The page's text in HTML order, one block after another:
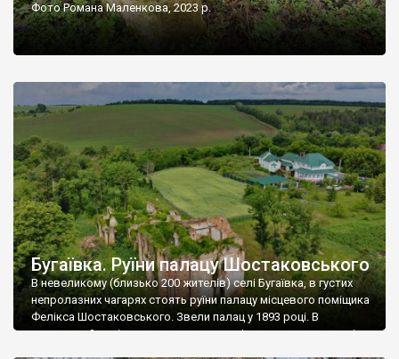
Фото Романа Маленкова, 2023 р.
Бугаївка. Руїни палацу Шостаковського
В невеликому (близько 200 жителів) селі Бугаївка, в густих
непролазних чагарях стоять руїни палацу місцевого поміщика
Фелікса Шостаковського. Звели палац у 1893 році. В
радянський період у ньому спочатку містилася школа, потім